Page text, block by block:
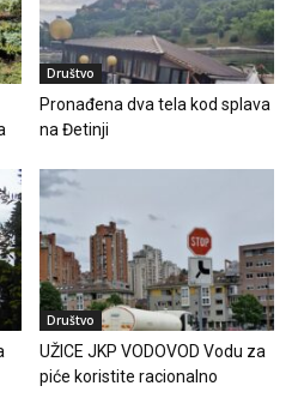
Društvo
Pronađena dva tela kod splava
na Đetinji
Društvo
UŽICE JKP VODOVOD Vodu za
piće koristite racionalno